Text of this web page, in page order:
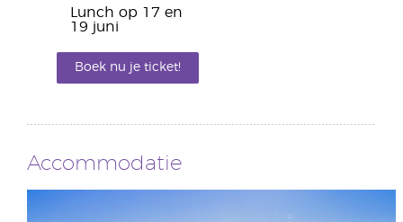
Lunch op 17 en
19 juni
Boek nu je ticket!
Accommodatie